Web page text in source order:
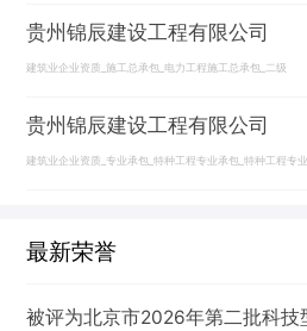
贵州锦辰建设工程有限公司
建筑业企业资质_施工总承包_电力工程施工总承包_二级
贵州锦辰建设工程有限公司
建筑业企业资质_专业承包_特种工程专业承包_特种工程专
最新荣誉
被评为北京市2026年第二批科技